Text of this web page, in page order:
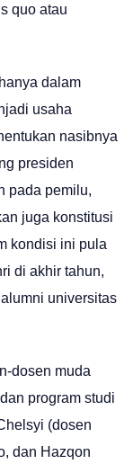
quo atau
dalam
usaha
nasibnya
presiden
pada pemilu,
juga konstitusi
kondisi ini pula
di akhir tahun,
universitas
dosen muda
program studi
(dosen
dan Hazqon